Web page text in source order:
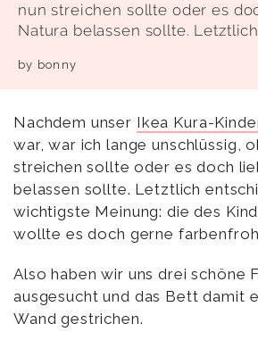
nun streichen sollte oder es
Natura belassen sollte.
by bonny
Nachdem unser Ikea Kura-
war, war ich lange unschlüssig,
streichen sollte oder es doch
belassen sollte. Letztlich
wichtigste Meinung: die des
wollte es doch gerne farbenfroh
Also haben wir uns drei schöne
ausgesucht und das Bett damit
Wand gestrichen.